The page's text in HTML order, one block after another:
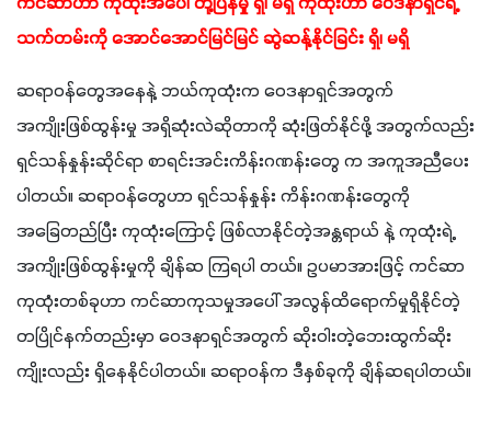
သက်တမ်းကို အောင်အောင်မြင်မြင် ဆွဲဆန့်နိုင်ခြင်း ရှိ၊ မရှိ
ဆရာဝန်တွေအနေနဲ့ ဘယ်ကုထုံးက ဝေဒနာရှင်အတွက်
အကျိုးဖြစ်ထွန်းမှု အရှိဆုံးလဲဆိုတာကို ဆုံးဖြတ်နိုင်ဖို့ အတွက်လည်း
ရှင်သန်နှုန်းဆိုင်ရာ စာရင်းအင်းကိန်းဂဏန်းတွေ က အကူအညီပေး
ပါတယ်။ ဆရာဝန်တွေဟာ ရှင်သန်နှုန်း ကိန်းဂဏန်းတွေကို
အခြေတည်ပြီး ကုထုံးကြောင့် ဖြစ်လာနိုင်တဲ့အန္တရာယ် နဲ့ ကုထုံးရဲ့
အကျိုးဖြစ်ထွန်းမှုကို ချိန်ဆ ကြရပါ တယ်။ ဥပမာအားဖြင့် ကင်ဆာ
ကုထုံးတစ်ခုဟာ ကင်ဆာကုသမှုအပေါ် အလွန်ထိရောက်မှုရှိနိုင်တဲ့
တပြိုင်နက်တည်းမှာ ဝေဒနာရှင်အတွက် ဆိုးဝါးတဲ့ဘေးထွက်ဆိုး
ကျိုးလည်း ရှိနေနိုင်ပါတယ်။ ဆရာဝန်က ဒီနှစ်ခုကို ချိန်ဆရပါတယ်။